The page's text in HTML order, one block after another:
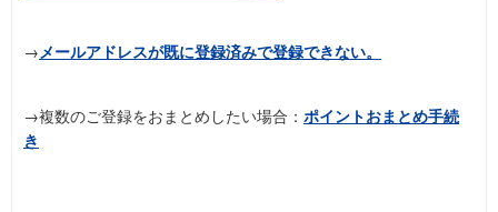
→メールアドレスが既に登録済みで登録できない。
→複数のご登録をおまとめしたい場合： ポイントおまとめ手続
き